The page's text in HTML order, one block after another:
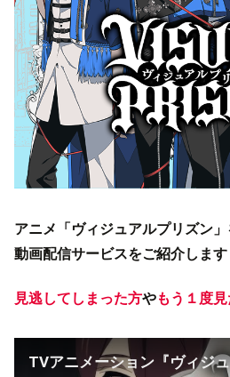
アニメ「ヴィジュアルプリズン
動画配信サービスをご紹介します
見逃してしまった方やもう１度